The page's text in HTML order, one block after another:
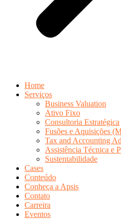
Home
Serviços
Business Valuation
Ativo Fixo
Consultoria Estratégica
Fusões e Aquisições
Tax and Accounting
Assistência Técnica e
Sustentabilidade
Cases
Conteúdo
Conheça a Apsis
Contato
Carreira
Eventos